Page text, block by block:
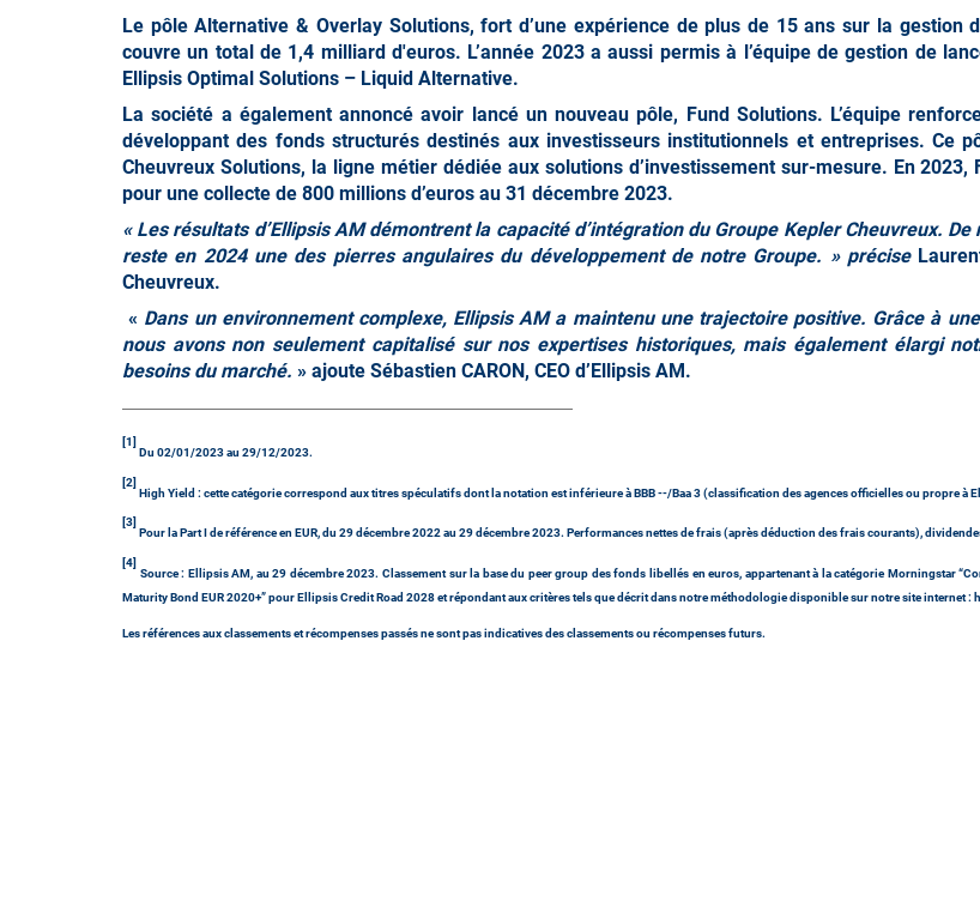
Le pôleAlternative & Overlay Solutions, fort d’une expérience de plus de 15 ans sur la gestion
couvre un total de 1,4 milliard d'euros. L’année 2023 a aussi permis à l’équipe de gestion de
Ellipsis Optimal Solutions – Liquid Alternative.
La société a également annoncé avoir lancé un nouveau pôle, Fund Solutions. L’équipe
développant des fonds structurés destinés aux investisseurs institutionnels et entreprises. Ce
Cheuvreux Solutions, la ligne métier dédiée aux solutions d’investissement sur-mesure. En
pour une collecte de 800 millions d’euros au 31 décembre 2023.
« Les résultats d’Ellipsis AM démontrent la capacité d’intégration du Groupe Kepler Cheuvreux.
reste en 2024 une des pierres angulaires du développement de notre Groupe. » précise
Cheuvreux.
« Dans un environnement complexe, Ellipsis AM a maintenu une trajectoire positive. Grâce à
nous avons non seulement capitalisé sur nos expertises historiques, mais également élargi
besoins du marché. » ajoute Sébastien CARON, CEO d’Ellipsis AM.
[1]
Du 02/01/2023 au 29/12/2023.
[2]
High Yield : cette catégorie correspond aux titres spéculatifs dont la notation est inférieure à BBB --/Baa 3 (classification des agences officielles ou propre à
[3]
Pour la Part I de référence en EUR, du 29 décembre 2022 au 29 décembre 2023. Performances nettes de frais (après déduction des frais courants),
[4]
Source : Ellipsis AM, au 29 décembre 2023. Classement sur la base du peer group des fonds libellés en euros, appartenant à la catégorie Morningstar
Maturity Bond EUR 2020+” pour Ellipsis Credit Road 2028 et répondant aux critères tels que décrit dans notre méthodologie disponible sur notre site
Les références aux classements et récompenses passés ne sont pas indicatives des classements ou récompenses futurs.